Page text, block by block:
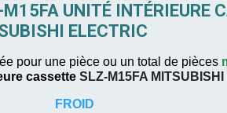
UNITÉ INTÉRIEURE
ELECTRIC
pour une pièce ou un total de pièces
cassette SLZ-M15FA
FROID